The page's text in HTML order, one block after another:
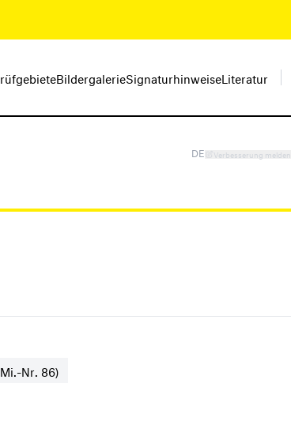
BildergalerieSignaturhinweiseLiteratur
DE Verbesserung melden
Nr. 86)